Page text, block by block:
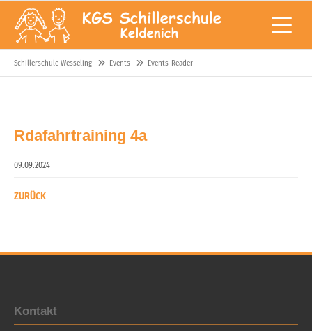
Schillerschule Wesseling Events Events-Reader
Rdafahrtraining 4a
09.09.2024
ZURÜCK
Kontakt